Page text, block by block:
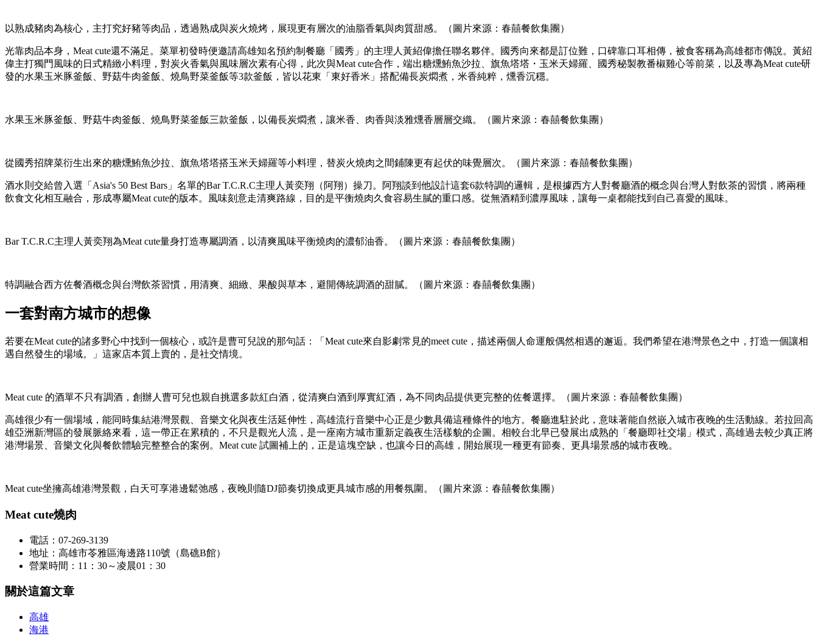
以熟成豬肉為核心，主打究好豬等肉品，透過熟成與炭火燒烤，展現更有層次的油脂香氣與肉質甜感。（圖片來源：春囍餐飲集團）
光靠肉品本身，Meat cute還不滿足。菜單初發時便邀請高雄知名預約制餐廳「國秀」的主理人黃紹偉擔任聯名夥伴。國秀向來都是訂位難，口碑靠口耳相傳，被食客稱為高雄都市傳說。黃紹
偉主打獨門風味的日式精緻小料理，對炭火香氣與風味層次素有心得，此次與Meat cute合作，端出糖燻鮪魚沙拉、旗魚塔塔・玉米天婦羅、國秀秘製教番椒雞心等前菜，以及專為Meat cute研
發的水果玉米豚釜飯、野菇牛肉釜飯、燒鳥野菜釜飯等3款釜飯，皆以花東「東好香米」搭配備長炭燜煮，米香純粹，燻香沉穩。
水果玉米豚釜飯、野菇牛肉釜飯、燒鳥野菜釜飯三款釜飯，以備長炭燜煮，讓米香、肉香與淡雅燻香層層交織。（圖片來源：春囍餐飲集團）
從國秀招牌菜衍生出來的糖燻鮪魚沙拉、旗魚塔塔搭玉米天婦羅等小料理，替炭火燒肉之間鋪陳更有起伏的味覺層次。（圖片來源：春囍餐飲集團）
酒水則交給曾入選「Asia's 50 Best Bars」名單的Bar T.C.R.C主理人黃奕翔（阿翔）操刀。阿翔談到他設計這套6款特調的邏輯，是根據西方人對餐廳酒的概念與台灣人對飲茶的習慣，將兩種
飲食文化相互融合，形成專屬Meat cute的版本。風味刻意走清爽路線，目的是平衡燒肉久食容易生膩的重口感。從無酒精到濃厚風味，讓每一桌都能找到自己喜愛的風味。
Bar T.C.R.C主理人黃奕翔為Meat cute量身打造專屬調酒，以清爽風味平衡燒肉的濃郁油香。（圖片來源：春囍餐飲集團）
特調融合西方佐餐酒概念與台灣飲茶習慣，用清爽、細緻、果酸與草本，避開傳統調酒的甜膩。（圖片來源：春囍餐飲集團）
一套對南方城市的想像
若要在Meat cute的諸多野心中找到一個核心，或許是曹可兒說的那句話：「Meat cute來自影劇常見的meet cute，描述兩個人命運般偶然相遇的邂逅。我們希望在港灣景色之中，打造一個讓相
遇自然發生的場域。」這家店本質上賣的，是社交情境。
Meat cute 的酒單不只有調酒，創辦人曹可兒也親自挑選多款紅白酒，從清爽白酒到厚實紅酒，為不同肉品提供更完整的佐餐選擇。（圖片來源：春囍餐飲集團）
高雄很少有一個場域，能同時集結港灣景觀、音樂文化與夜生活延伸性，高雄流行音樂中心正是少數具備這種條件的地方。餐廳進駐於此，意味著能自然嵌入城市夜晚的生活動線。若拉回高
雄亞洲新灣區的發展脈絡來看，這一帶正在累積的，不只是觀光人流，是一座南方城市重新定義夜生活樣貌的企圖。相較台北早已發展出成熟的「餐廳即社交場」模式，高雄過去較少真正將
港灣場景、音樂文化與餐飲體驗完整整合的案例。Meat cute 試圖補上的，正是這塊空缺，也讓今日的高雄，開始展現一種更有節奏、更具場景感的城市夜晚。
Meat cute坐擁高雄港灣景觀，白天可享港邊鬆弛感，夜晚則隨DJ節奏切換成更具城市感的用餐氛圍。（圖片來源：春囍餐飲集團）
Meat cute燒肉
電話：07-269-3139
地址：高雄市苓雅區海邊路110號（島礁B館）
營業時間：11：30～凌晨01：30
關於這篇文章
高雄
海港